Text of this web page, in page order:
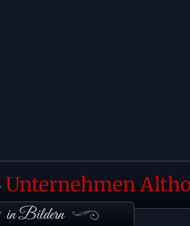
Unternehmen
in Bildern